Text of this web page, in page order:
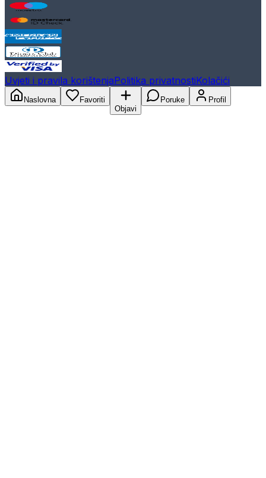
Uvjeti i pravila korištenjaPolitika privatnostiKolačići
Naslovna
Favoriti
Objavi
Poruke Profil